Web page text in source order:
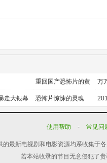
重回国产恐怖片的黄
金时代
万
能
走大银幕 恐怖片惊悚的灵魂
前瞻
使用帮助
- 常见问
的最新电视剧和电影资源均系收集于
若本站收录的节目无意侵犯了